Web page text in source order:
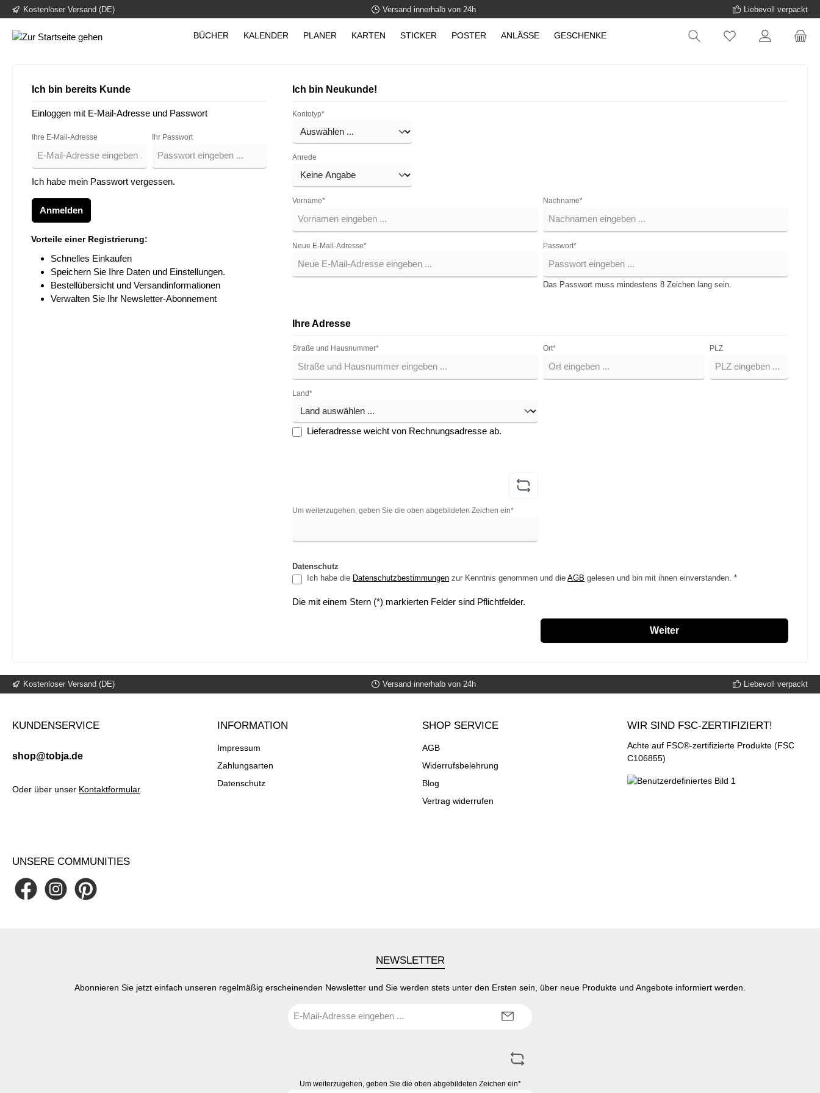
springen
Kostenloser Versand (DE) Versand innerhalb von 24h Liebevoll verpackt
BÜCHER KALENDER PLANER KARTEN STICKER POSTER ANLÄSSE GESCHENKE
Ich bin bereits Kunde
Einloggen mit E-Mail-Adresse und Passwort
Ihre E-Mail-Adresse Ihr Passwort
Ich habe mein Passwort vergessen.
Anmelden
Vorteile einer Registrierung:
Schnelles Einkaufen
Speichern Sie Ihre Daten und Einstellungen.
Bestellübersicht und Versandinformationen
Verwalten Sie Ihr Newsletter-Abonnement
Ich bin Neukunde!
Kontotyp*
Anrede
Vorname* Nachname*
Neue E-Mail-Adresse* Passwort*
Das Passwort muss mindestens 8 Zeichen lang sein.
Ihre Adresse
Straße und Hausnummer* Ort* PLZ
Land*
Lieferadresse weicht von Rechnungsadresse ab.
Um weiterzugehen, geben Sie die oben abgebildeten Zeichen ein*
Datenschutz
Ich habe die Datenschutzbestimmungen zur Kenntnis genommen und dieAGB gelesen und bin mit ihnen einverstanden. *
Die mit einem Stern (*) markierten Felder sind Pflichtfelder.
Weiter
Kostenloser Versand (DE) Versand innerhalb von 24h Liebevoll verpackt
KUNDENSERVICE
shop@tobja.de
Oder über unser Kontaktformular.
INFORMATION
Impressum
Zahlungsarten
Datenschutz
SHOP SERVICE
AGB
Widerrufsbelehrung
Blog
Vertrag widerrufen
WIR SIND FSC-ZERTIFIZIERT!
Achte auf FSC®-zertifizierte Produkte (FSC
C106855)
UNSERE COMMUNITIES
NEWSLETTER
Abonnieren Sie jetzt einfach unseren regelmäßig erscheinenden Newsletter und Sie werden stets unter den Ersten sein, über neue Produkte und Angebote informiert werden.
Mail-
Um weiterzugehen, geben Sie die oben abgebildeten Zeichen ein*